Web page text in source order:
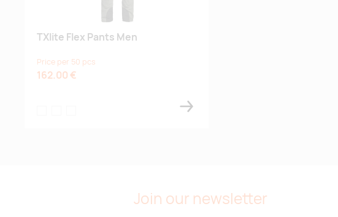
TXlite Flex Pants Men
Price per 50 pcs
162.00 €
Join our newsletter